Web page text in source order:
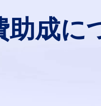
助成に